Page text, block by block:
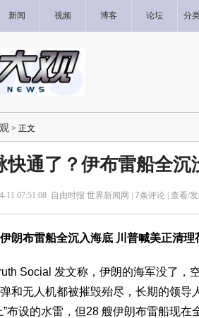
新闻 视频 博客 论坛 分
> 正文
快通了？伊布雷船全沉
11 07:51:08 自由时报 世界新闻网 | 7条评论 | 查看/
朗布雷船全沉入海底 川普喊美正清理
Social 发文称，伊朗的海军没了，
和无人机都被摧毁殆尽，长期的领导
”布设的水雷，但28 艘伊朗布雷船现在